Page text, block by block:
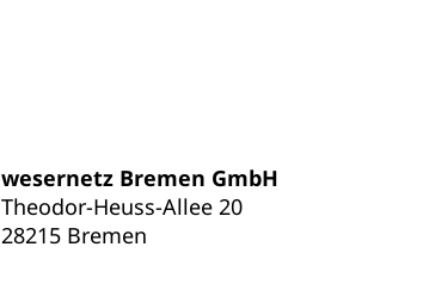
wesernetz Bremen GmbH
Theodor-Heuss-Allee 20
28215 Bremen